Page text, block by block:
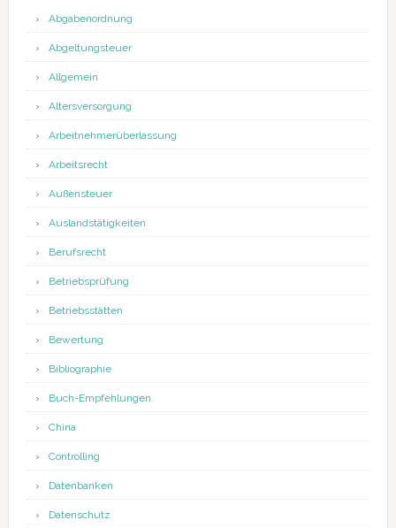
Abgabenordnung
Abgeltungsteuer
Allgemein
Altersversorgung
Arbeitnehmerüberlassung
Arbeitsrecht
Außensteuer
Auslandstätigkeiten
Berufsrecht
Betriebsprüfung
Betriebsstätten
Bewertung
Bibliographie
Buch-Empfehlungen
China
Controlling
Datenbanken
Datenschutz